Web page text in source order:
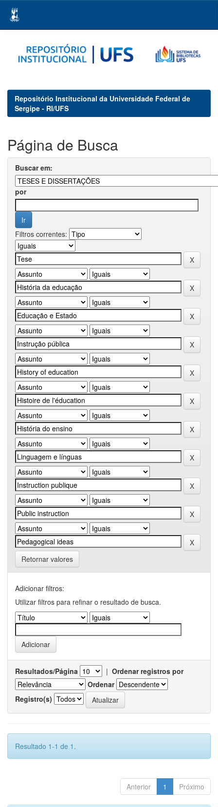
navigation
Repositório Institucional da Universidade Federal de
Sergipe - RI/UFS
Página de Busca
Buscar em:
por
Filtros correntes:
Retornar valores
Adicionar filtros:
Utilizar filtros para refinar o resultado de busca.
Resultados/Página | Ordenar registros por
Ordenar
Registro(s)
Resultado 1-1 de 1.
Anterior 1 Próximo